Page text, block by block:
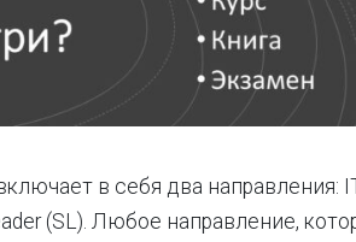
в себя два направления:
(SL). Любое направление,